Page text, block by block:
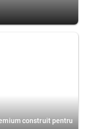
construit pentru